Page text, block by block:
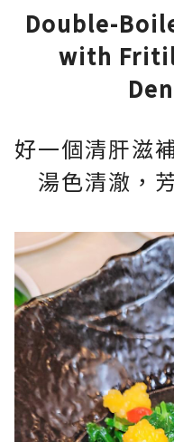
Double-
with
好一個清肝滋
湯色清澈，